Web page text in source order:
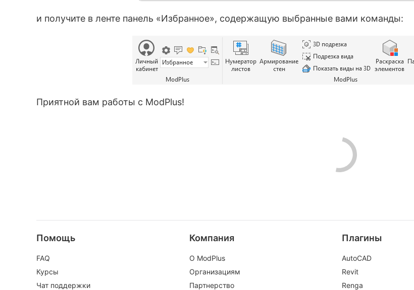
и получите в ленте панель «Избранное», содержащую выбранные вами команды:
Приятной вам работы с ModPlus!
Помощь
FAQ
Курсы
Чат поддержки
Компания
О ModPlus
Организациям
Партнерство
Плагины
AutoCAD
Revit
Renga